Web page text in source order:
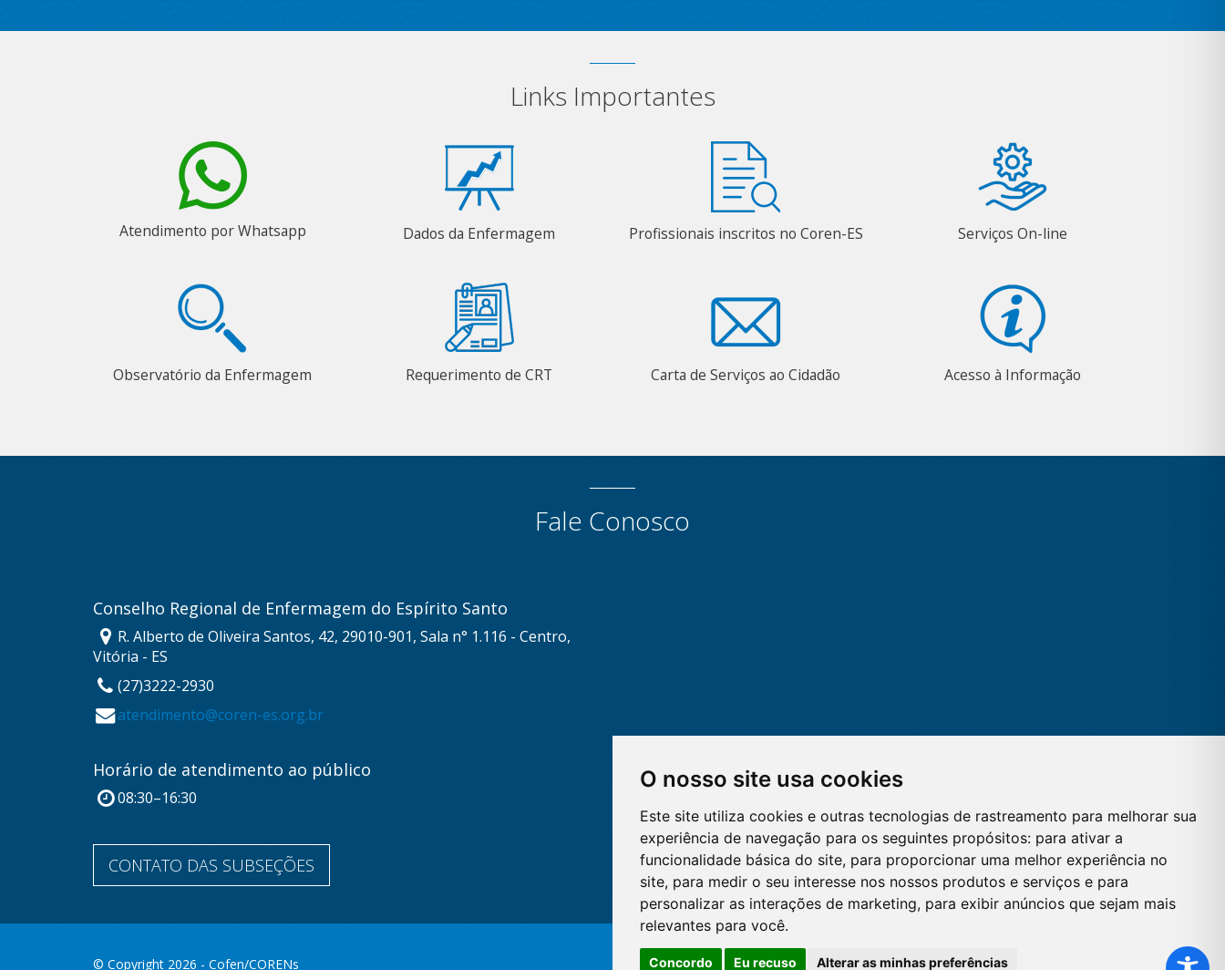
O nosso site usa cookies
Este site utiliza cookies e outras tecnologias de rastreamento para melhorar sua
experiência de navegação para os seguintes propósitos: para ativar a
funcionalidade básica do site, para proporcionar uma melhor experiência no
site, para medir o seu interesse nos nossos produtos e serviços e para
personalizar as interações de marketing, para exibir anúncios que sejam mais
relevantes para você.
Concordo Eu recuso Alterar as minhas preferências
Links Importantes
Atendimento por Whatsapp Dados da Enfermagem Profissionais inscritos no Coren-ES Serviços On-line
Observatório da Enfermagem Requerimento de CRT Carta de Serviços ao Cidadão Acesso à Informação
Fale Conosco
Conselho Regional de Enfermagem do Espírito Santo
R. Alberto de Oliveira Santos, 42, 29010-901, Sala n° 1.116 - Centro,
Vitória - ES
(27)3222-2930
atendimento@coren-es.org.br
Horário de atendimento ao público
08:30–16:30
CONTATO DAS SUBSEÇÕES
© Copyright 2026 - Cofen/CORENs